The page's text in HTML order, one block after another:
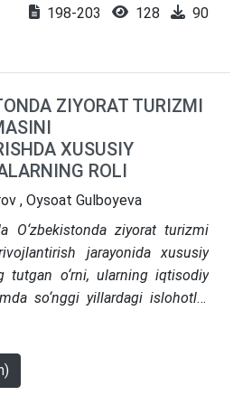
ilmiy-amaliy xulosalar hamda
ishlab chiqishdan iborat.
iqtisodiy o‘sishni
moslashtirish zarurati
198-203 128 90
ZIYORAT TURIZMI
XUSUSIY
ROLI
, Oysoat Gulboyeva
O‘zbekistonda ziyorat turizmi
jarayonida xususiy
tutgan o‘rni, ularning iqtisodiy
so‘nggi yillardagi islohotlar
(xalqaro) taqqoslash,
kontent tahlili kabi metodlar
infratuzilmasi rivojining